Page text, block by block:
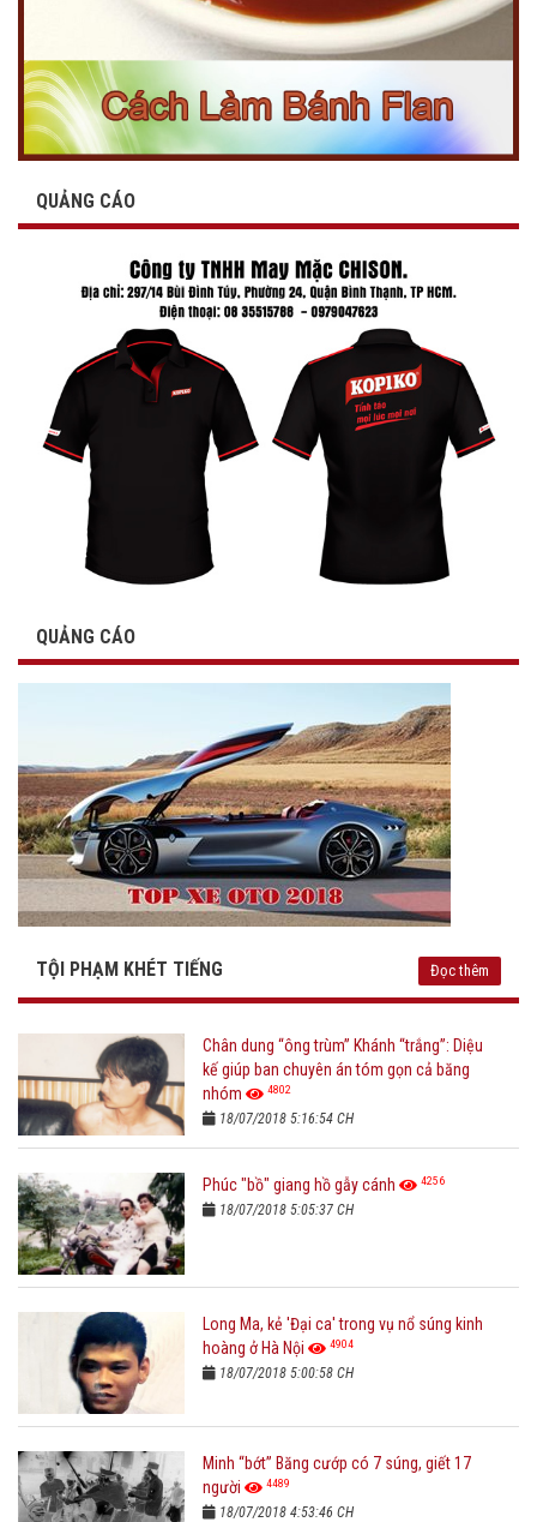
QUẢNG CÁO
QUẢNG CÁO
TỘI PHẠM KHÉT TIẾNG Đọc thêm
Chân dung “ông trùm” Khánh “trắng”: Diệu
kế giúp ban chuyên án tóm gọn cả băng
nhóm
4802
18/07/2018 5:16:54 CH
Phúc "bồ" giang hồ gẫy cánh 4256
18/07/2018 5:05:37 CH
Long Ma, kẻ 'Đại ca' trong vụ nổ súng kinh
hoàng ở Hà Nội
4904
18/07/2018 5:00:58 CH
Minh “bớt” Băng cướp có 7 súng, giết 17
người
4489
18/07/2018 4:53:46 CH